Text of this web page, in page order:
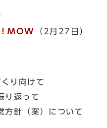
MOW
（2月27日）
り向けて
り返って
方針（案）について